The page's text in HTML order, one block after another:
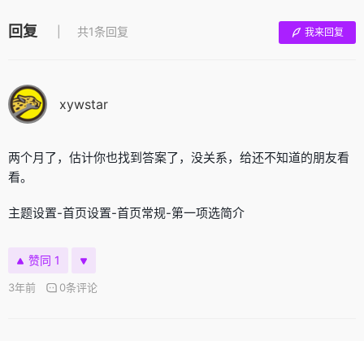
回复 共1条回复 我来回复
xywstar
两个月了，估计你也找到答案了，没关系，给还不知道的朋友看
看。
主题设置-首页设置-首页常规-第一项选简介
赞同 1
3年前 0条评论